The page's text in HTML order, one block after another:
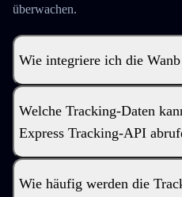
überwachen.
Wie integriere ich die
Welche Tracking-Daten
Express Tracking-API
Wie häufig werden die